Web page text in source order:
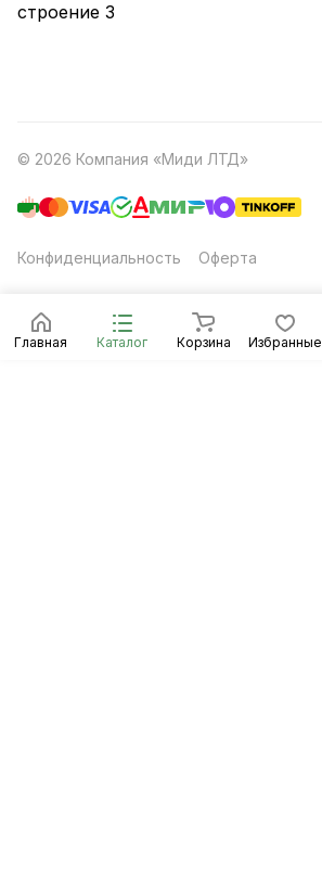
Главная Каталог Корзина Избранные
строение 3
© 2026 Компания «Миди ЛТД»
Конфиденциальность Оферта